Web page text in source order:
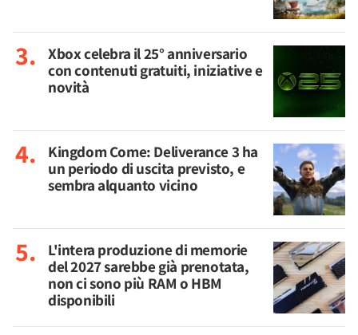
Xbox celebra il 25° anniversario
con contenuti gratuiti, iniziative e
novità
Kingdom Come: Deliverance 3 ha
un periodo di uscita previsto, e
sembra alquanto vicino
L'intera produzione di memorie
del 2027 sarebbe già prenotata,
non ci sono più RAM o HBM
disponibili